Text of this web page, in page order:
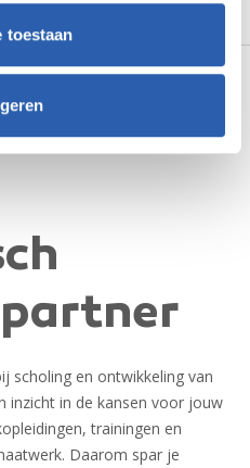
toestaan
scholing en ontwikkeling van
inzicht in de kansen voor jouw
trainingen en
Daarom spar je